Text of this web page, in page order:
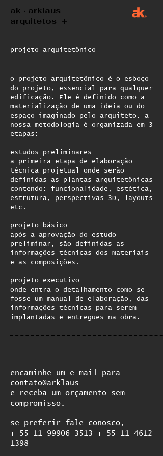
ak · arklaus
arquitetos +
projeto arquitetônico
o projeto arquitetônico é o esboço
do projeto, essencial para qualquer
edificação. Ele é definido como a
materialização de uma ideia ou do
espaço imaginado pelo arquiteto. a
nossa metodologia é organizada em 3
etapas:
estudos preliminares
a primeira etapa de elaboração
técnica projetual onde serão
definidas as plantas arquitetônicas
contendo: funcionalidade, estética,
estrutura, perspectivas 3D, layouts
etc.
projeto básico
após a aprovação do estudo
preliminar, são definidas as
informações técnicas dos materiais
e as composições.
projeto executivo
onde entra o detalhamento como se
fosse um manual de elaboração, das
informações técnicas para serem
implantadas e entregues na obra.
encaminhe um e-mail para
contato@arklaus
e receba um orçamento sem
compromisso.
se preferir fale conosco ,
+
55 11 99906 3513 +
55 11 4612
1398